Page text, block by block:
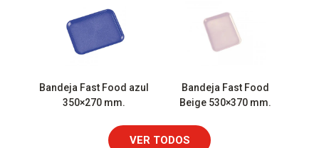
Bandeja Fast Food azul
350×270 mm.
Bandeja Fast Food
Beige 530×370 mm.
VER TODOS